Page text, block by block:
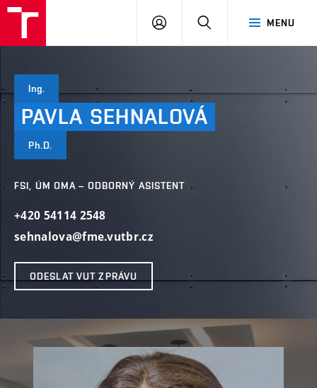
MENU
PŘIHLÁSIT
Ing.
PAVLA SEHNALOVÁ
Ph.D.
FSI, ÚM OMA – ODBORNÝ ASISTENT
+420 54114 2548
sehnalova@fme.vutbr.cz
ODESLAT VUT ZPRÁVU